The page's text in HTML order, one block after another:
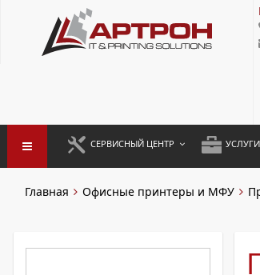
СЕРВИСНЫЙ ЦЕНТР
Главная Офисные принтеры и МФУ